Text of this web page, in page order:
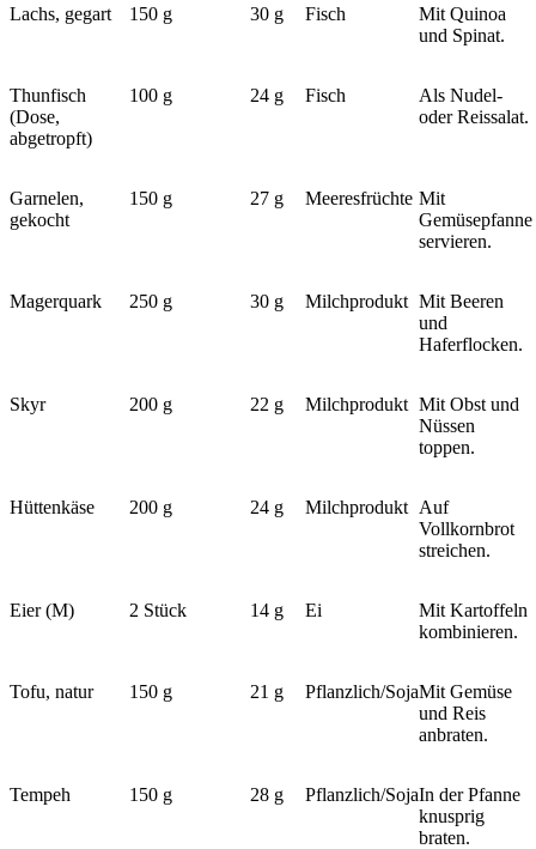
Lachs, gegart 150 g 30 g Fisch
Mit Quinoa
und Spinat.
Thunfisch
(Dose,
abgetropft)
100 g 24 g Fisch
Als Nudel-
oder Reissalat.
Garnelen,
gekocht
150 g 27 g Meeresfrüchte Mit
Gemüsepfanne
servieren.
Magerquark 250 g 30 g Milchprodukt Mit Beeren
und
Haferflocken.
Skyr 200 g 22 g Milchprodukt Mit Obst und
Nüssen
toppen.
Hüttenkäse 200 g 24 g Milchprodukt Auf
Vollkornbrot
streichen.
Eier (M) 2 Stück 14 g Ei
Mit Kartoffeln
kombinieren.
Tofu, natur 150 g 21 g Pflanzlich/SojaMit Gemüse
und Reis
anbraten.
Tempeh 150 g 28 g Pflanzlich/SojaIn der Pfanne
knusprig
braten.